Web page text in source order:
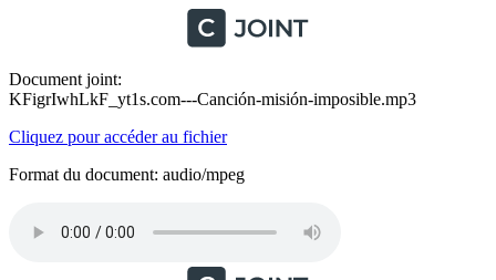
Document joint:
KFigrIwhLkF_yt1s.com---Canción-misión-imposible.mp3
Cliquez pour accéder au fichier
Format du document: audio/mpeg